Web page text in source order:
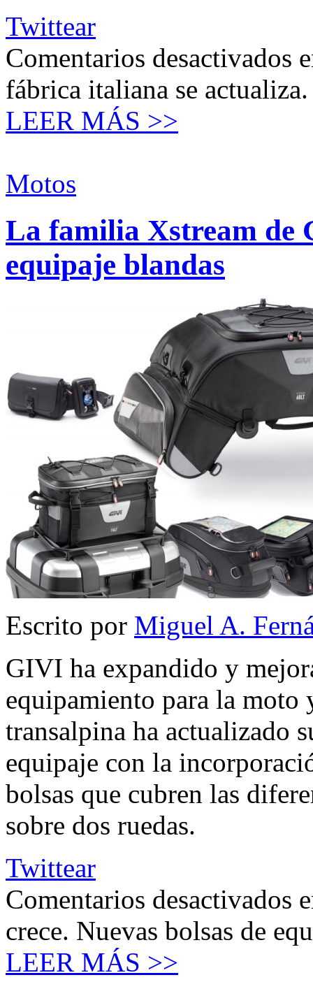
Twittear
Comentarios desactivados
fábrica italiana se actualiza.
LEER MÁS >>
Motos
La familia Xstream de
equipaje blandas
Escrito por Miguel A.
GIVI ha expandido y
equipamiento para la
transalpina ha actualizado
equipaje con la
bolsas que cubren las
sobre dos ruedas.
Twittear
Comentarios desactivados
crece. Nuevas bolsas de
LEER MÁS >>